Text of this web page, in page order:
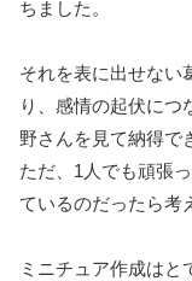
ちました。
それを表に出せない
り、感情の起伏につ
野さんを見て納得で
ただ、1人でも頑張
ているのだったら考
ミニチュア作成はと